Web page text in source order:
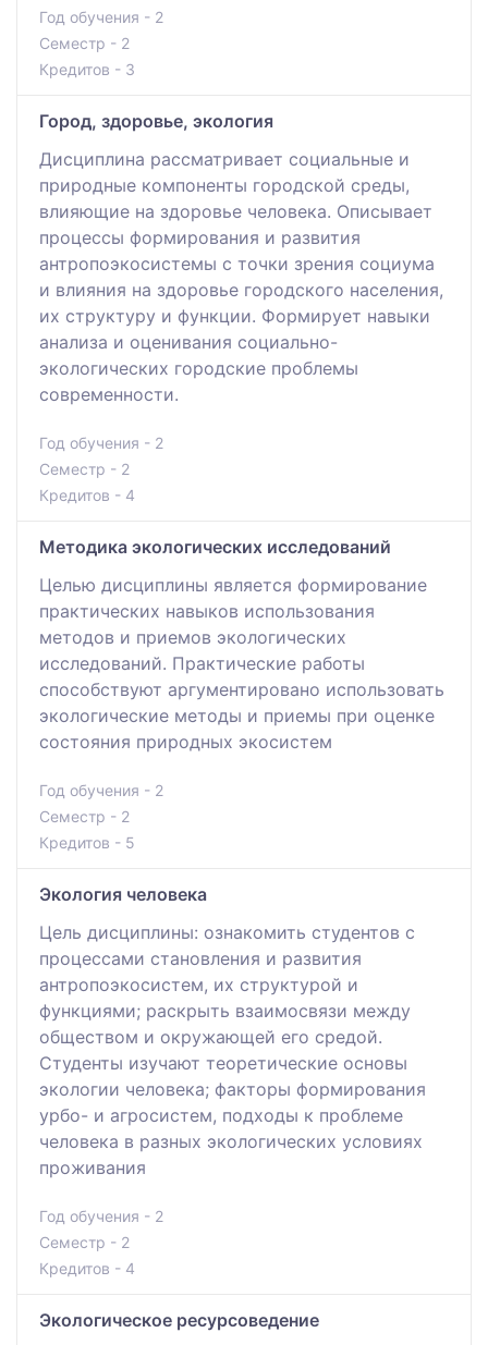
Год обучения - 2
Семестр - 2
Кредитов - 3
Город, здоровье, экология
Дисциплина рассматривает социальные и
природные компоненты городской среды,
влияющие на здоровье человека. Описывает
процессы формирования и развития
антропоэкосистемы с точки зрения социума
и влияния на здоровье городского населения,
их структуру и функции. Формирует навыки
анализа и оценивания социально-
экологических городские проблемы
современности.
Год обучения - 2
Семестр - 2
Кредитов - 4
Методика экологических исследований
Целью дисциплины является формирование
практических навыков использования
методов и приемов экологических
исследований. Практические работы
способствуют аргументировано использовать
экологические методы и приемы при оценке
состояния природных экосистем
Год обучения - 2
Семестр - 2
Кредитов - 5
Экология человека
Цель дисциплины: ознакомить студентов с
процессами становления и развития
антропоэкосистем, их структурой и
функциями; раскрыть взаимосвязи между
обществом и окружающей его средой.
Студенты изучают теоретические основы
экологии человека; факторы формирования
урбо- и агросистем, подходы к проблеме
человека в разных экологических условиях
проживания
Год обучения - 2
Семестр - 2
Кредитов - 4
Экологическое ресурсоведение